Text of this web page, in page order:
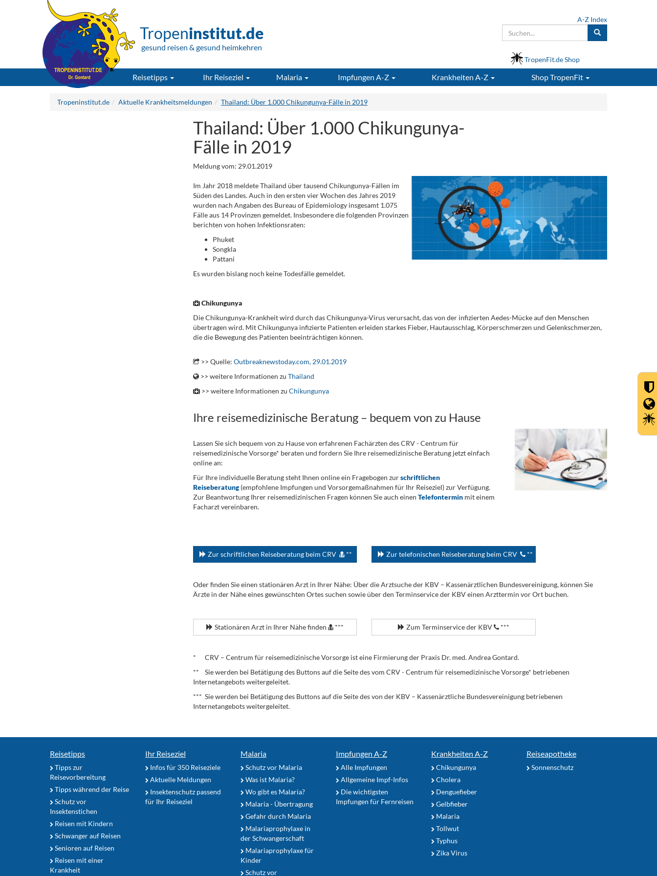
Tropeninstitut.de
gesund reisen & gesund heimkehren
A-Z Index
TropenFit.de Shop
Reisetipps Ihr Reiseziel Malaria Impfungen A-Z Krankheiten A-Z ShopTropenFit
Tropeninstitut.de Aktuelle Krankheitsmeldungen Thailand: Über 1.000 Chikungunya-Fälle in 2019
Thailand: Über 1.000 Chikungunya-
Fälle in 2019
Meldung vom: 29.01.2019
Im Jahr 2018 meldete Thailand über tausend Chikungunya-Fällen im
Süden des Landes. Auch in den ersten vier Wochen des Jahres 2019
wurden nach Angaben des Bureau of Epidemiology insgesamt 1.075
Fälle aus 14 Provinzen gemeldet. Insbesondere die folgenden Provinzen
berichten von hohen Infektionsraten:
Phuket
Songkla
Pattani
Es wurden bislang noch keine Todesfälle gemeldet.
Chikungunya
Die Chikungunya-Krankheit wird durch das Chikungunya-Virus verursacht, das von der infizierten Aedes-Mücke auf den Menschen
übertragen wird. Mit Chikungunya infizierte Patienten erleiden starkes Fieber, Hautausschlag, Körperschmerzen und Gelenkschmerzen,
die die Bewegung des Patienten beeinträchtigen können.
>> Quelle: Outbreaknewstoday.com, 29.01.2019
>> weitere Informationen zu Thailand
>> weitere Informationen zu Chikungunya
Ihre reisemedizinische Beratung – bequem von zu Hause
Lassen Sie sich bequem von zu Hause von erfahrenen Fachärzten des CRV - Centrum für
reisemedizinische Vorsorge* beraten und fordern Sie Ihre reisemedizinische Beratung jetzt einfach
online an:
Für Ihre individuelle Beratung steht Ihnen online ein Fragebogen zurschriftlichen
Reiseberatung(empfohlene Impfungen und Vorsorgemaßnahmen für Ihr Reiseziel) zur Verfügung.
Zur Beantwortung Ihrer reisemedizinischen Fragen können Sie auch einen Telefonterminmit einem
Facharzt vereinbaren.
Zur schriftlichen Reiseberatung beim CRV ** Zur telefonischen Reiseberatung beim CRV **
Oder finden Sie einen stationären Arzt in Ihrer Nähe: Über die Arztsuche der KBV – Kassenärztlichen Bundesvereinigung, können Sie
Ärzte in der Nähe eines gewünschten Ortes suchen sowie über den Terminservice der KBV einen Arzttermin vor Ort buchen.
Stationären Arzt in Ihrer Nähe finden *** Zum Terminservice der KBV ***
* CRV – Centrum für reisemedizinische Vorsorge ist eine Firmierung der Praxis Dr. med. Andrea Gontard.
** Sie werden bei Betätigung des Buttons auf die Seite des vom CRV - Centrum für reisemedizinische Vorsorge* betriebenen
Internetangebots weitergeleitet.
*** Sie werden bei Betätigung des Buttons auf die Seite des von der KBV – Kassenärztliche Bundesvereinigung betriebenen
Internetangebots weitergeleitet.
Reisetipps
Tipps zur
Reisevorbereitung
Tipps während der Reise
Schutz vor
Insektenstichen
Reisen mit Kindern
Schwanger auf Reisen
Senioren auf Reisen
Reisen mit einer
Krankheit
Ihr Reiseziel
Infos für 350 Reiseziele
Aktuelle Meldungen
Insektenschutz passend
für Ihr Reiseziel
Malaria
Schutz vor Malaria
Was ist Malaria?
Wo gibt es Malaria?
Malaria - Übertragung
Gefahr durch Malaria
Malariaprophylaxe in
der Schwangerschaft
Malariaprophylaxe für
Kinder
Schutz vor
Impfungen A-Z
Alle Impfungen
Allgemeine Impf-Infos
Die wichtigsten
Impfungen für Fernreisen
Krankheiten A-Z
Chikungunya
Cholera
Denguefieber
Gelbfieber
Malaria
Tollwut
Typhus
Zika Virus
Reiseapotheke
Sonnenschutz